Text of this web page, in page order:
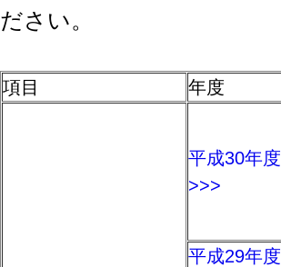
ださい。
項目 年度
平成30年度
>>>
平成29年度